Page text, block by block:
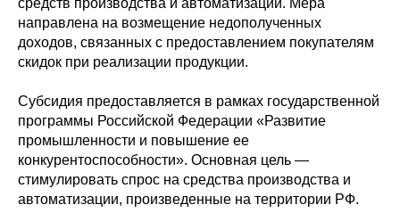
средств производства и автоматизации. Мера
направлена на возмещение недополученных
доходов, связанных с предоставлением покупателям
скидок при реализации продукции.
Субсидия предоставляется в рамках государственной
программы Российской Федерации «Развитие
промышленности и повышение ее
конкурентоспособности». Основная цель —
стимулировать спрос на средства производства и
автоматизации, произведенные на территории РФ.